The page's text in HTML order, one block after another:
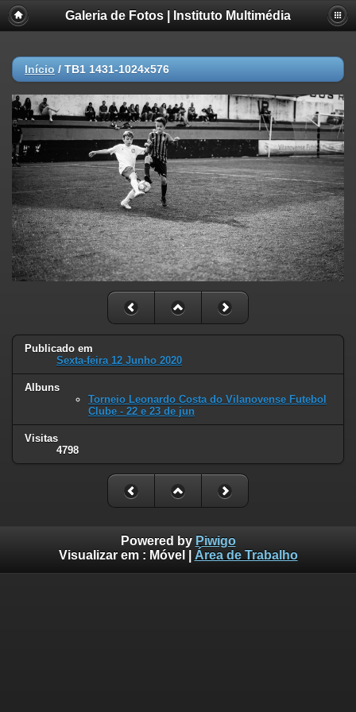
Galeria de Fotos | Instituto Multimédia
Início / TB1 1431-1024x576
Publicado em
Sexta-feira 12 Junho 2020
Albuns
Torneio Leonardo Costa do Vilanovense Futebol
Clube - 22 e 23 de jun
Visitas
4798
Powered by Piwigo
Visualizar em : Móvel Área de Trabalho